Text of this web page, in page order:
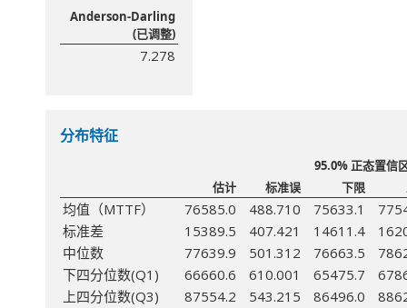
Anderson-Darling
(已调整)
7.278
分布特征
95.0% 正态置信
估计
标准误 下限
均值（MTTF） 76585.0 488.710 75633.1
标准差
15389.5 407.421 14611.4
中位数
77639.9 501.312 76663.5
下四分位数(Q1)
66660.6 610.001 65475.7
上四分位数(Q3)
87554.2 543.215 86496.0